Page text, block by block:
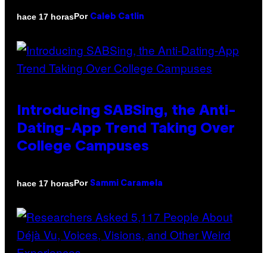
hace 17 horasPor Caleb Catlin
Introducing SABSing, the Anti-
Dating-App Trend Taking Over
College Campuses
hace 17 horasPor Sammi Caramela